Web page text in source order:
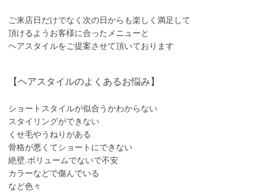
ご来店日だけでなく次の日からも楽しく満足して
頂けるようお客様に合ったメニューと
ヘアスタイルをご提案させて頂いております
【ヘアスタイルのよくあるお悩み】
ショートスタイルが似合うかわからない
スタイリングができない
くせ毛やうねりがある
骨格が悪くてショートにできない
絶壁.ボリュームでないで不安
カラーなどで傷んでいる
など色々